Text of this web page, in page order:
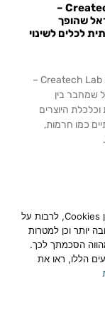
פתח תקווה: Createch Lab –
שהופך
לכלים לשינוי
פתח תקווה השיקה את Createch Lab –
שמחבר בין
וכלכלת היוצרים
כמו חרמות,
באתר זה נעשה שימוש בטכנולוגיות איסוף מידע כגון Cookies, לרבות על
יותר וכן למטרות
הסכמתך לכך.
הללו, ראו את